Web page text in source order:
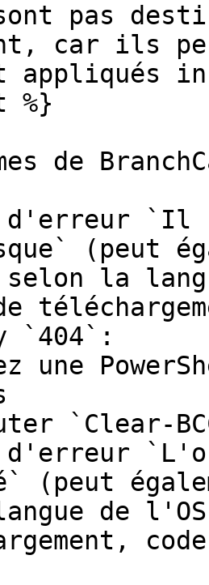
pas
car ils
%}
de
d'erreur `Il
(peut
la
`404`:
d'erreur
de l'OS